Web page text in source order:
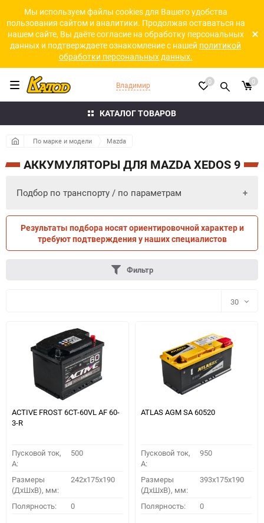
Мы используем файлы cookies для Вашего удобства
пользования сайтом и аналитики. Продолжая оставаться на
нашем сайте, Вы даёте согласие на обработку персональных
данных и подтверждаете ознакомление с нашей политикой
обработки персональных данных.
КАТАЛОГ ТОВАРОВ
Владимир 0 0
По марке и модели Mazda
АККУМУЛЯТОРЫ ДЛЯ MAZDA XEDOS 9
Подбор по транспорту / по параметрам
ПО ТРАНСПОРТУ ПО ПАРАМЕТРАМ
ПОДОБРАТЬ
Результаты подбора носят ориентировочной характер и
требуют подтверждения у наших специалистов
Фильтр
30
30
60
ACTIVE FROST 6СТ-60VL АF 60-
3-R
Пусковой ток,
A:
500
Размеры
(ДхШхВ), мм:
242x175x190
Полярность: 0
ATLAS AGM SA 60520
Пусковой ток,
A:
950
Размеры
(ДхШхВ), мм:
393x175x190
Полярность: 0